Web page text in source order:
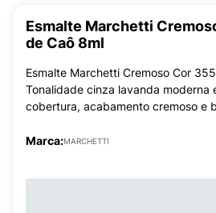
Esmalte Marchetti
de Caô 8ml
Esmalte Marchetti Cremoso Cor
Tonalidade cinza lavanda moderna
cobertura, acabamento cremoso e
Marca:MARCHETTI